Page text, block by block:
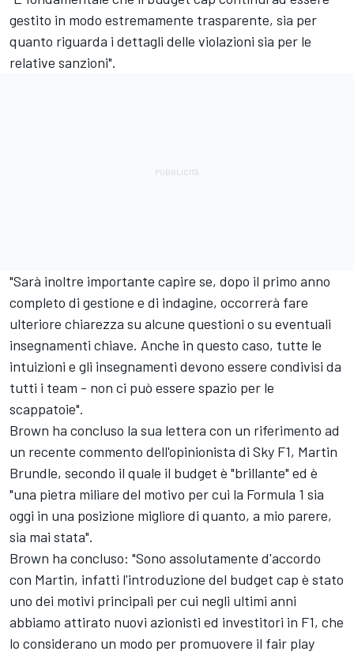
gestito in modo estremamente trasparente, sia per
quanto riguarda i dettagli delle violazioni sia per le
relative sanzioni".
"Sarà inoltre importante capire se, dopo il primo anno
completo di gestione e di indagine, occorrerà fare
ulteriore chiarezza su alcune questioni o su eventuali
insegnamenti chiave. Anche in questo caso, tutte le
intuizioni e gli insegnamenti devono essere condivisi da
tutti i team - non ci può essere spazio per le
scappatoie".
Brown ha concluso la sua lettera con un riferimento ad
un recente commento dell'opinionista di Sky F1, Martin
Brundle, secondo il quale il budget è "brillante" ed è
"una pietra miliare del motivo per cui la Formula 1 sia
oggi in una posizione migliore di quanto, a mio parere,
sia mai stata".
Brown ha concluso: "Sono assolutamente d'accordo
con Martin, infatti l'introduzione del budget cap è stato
uno dei motivi principali per cui negli ultimi anni
abbiamo attirato nuovi azionisti ed investitori in F1, che
lo considerano un modo per promuovere il fair play